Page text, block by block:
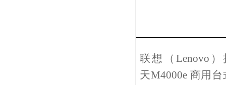
联想（Lenovo ）
天M4000e 商用台